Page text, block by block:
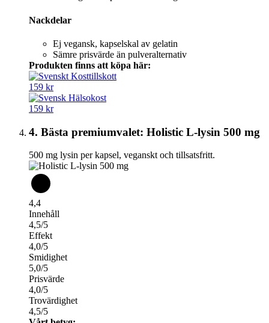
Nackdelar
Ej vegansk, kapselskal av gelatin
Sämre prisvärde än pulveralternativ
Produkten finns att köpa här:
159 kr
159 kr
4. Bästa premiumvalet: Holistic L-lysin 500 mg
500 mg lysin per kapsel, veganskt och tillsatsfritt.
4,4
Innehåll
4,5/5
Effekt
4,0/5
Smidighet
5,0/5
Prisvärde
4,0/5
Trovärdighet
4,5/5